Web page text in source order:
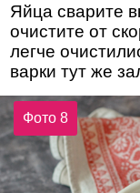
Яйца сварите
очистите от
легче
варки тут же
Фото 8